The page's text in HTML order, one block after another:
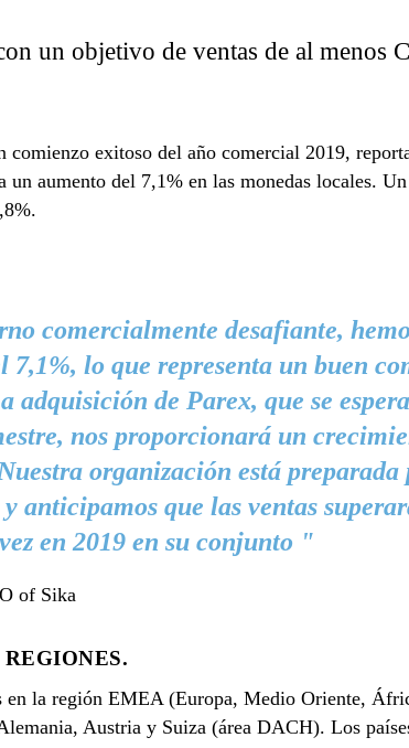
un objetivo de ventas de al menos
exitoso del año comercial 2019,
aumento del 7,1% en las monedas locales.
comercialmente desafiante,
7,1%, lo que representa un buen
adquisición de Parex, que se
nos proporcionará un
organización está
anticipamos que las ventas
en 2019 en su conjunto "
of Sika
la región EMEA (Europa, Medio Oriente,
Austria y Suiza (área DACH). Los